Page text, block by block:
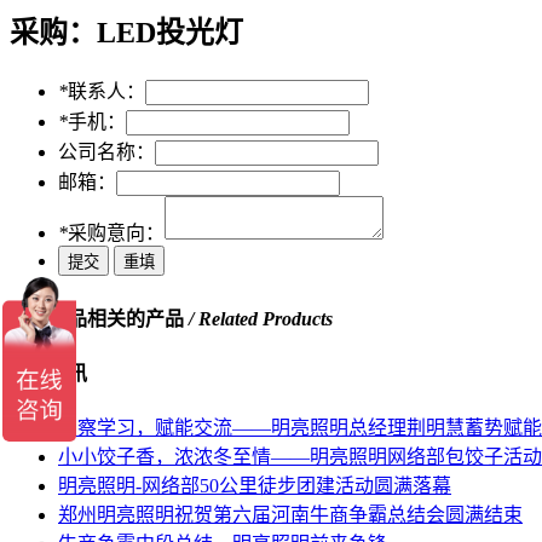
采购： LED投光灯
*联系人：
*手机：
公司名称：
邮箱：
*采购意向：
跟此产品相关的产品/ Related Products
相关资讯
考察学习，赋能交流——明亮照明总经理荆明慧蓄势赋
小小饺子香，浓浓冬至情——明亮照明网络部包饺子活动
明亮照明-网络部50公里徒步团建活动圆满落幕
郑州明亮照明祝贺第六届河南牛商争霸总结会圆满结束